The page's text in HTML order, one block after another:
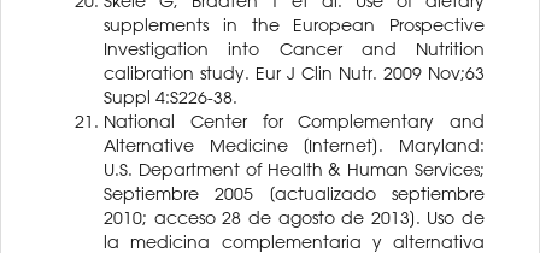
supplements in the European Prospective
Investigation into Cancer and Nutrition
calibration study. Eur J Clin Nutr. 2009 Nov;63
Suppl 4:S226-38.
National Center for Complementary and
Alternative Medicine [Internet]. Maryland:
U.S. Department of Health & Human Services;
Septiembre 2005 [actualizado septiembre
2010; acceso 28 de agosto de 2013]. Uso de
la medicina complementaria y alternativa